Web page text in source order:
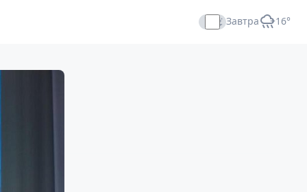
Завтра +16°